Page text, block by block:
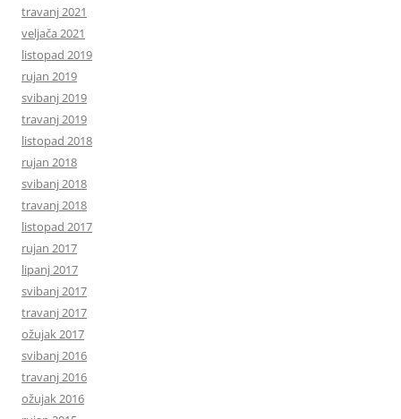
travanj 2021
veljača 2021
listopad 2019
rujan 2019
svibanj 2019
travanj 2019
listopad 2018
rujan 2018
svibanj 2018
travanj 2018
listopad 2017
rujan 2017
lipanj 2017
svibanj 2017
travanj 2017
ožujak 2017
svibanj 2016
travanj 2016
ožujak 2016